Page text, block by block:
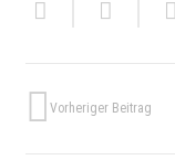
Vorheriger Beitrag